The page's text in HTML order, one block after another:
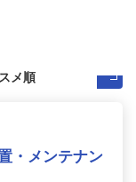
・メンテナン